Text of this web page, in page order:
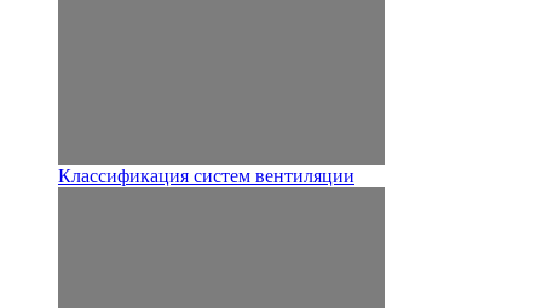
Классификация систем вентиляции